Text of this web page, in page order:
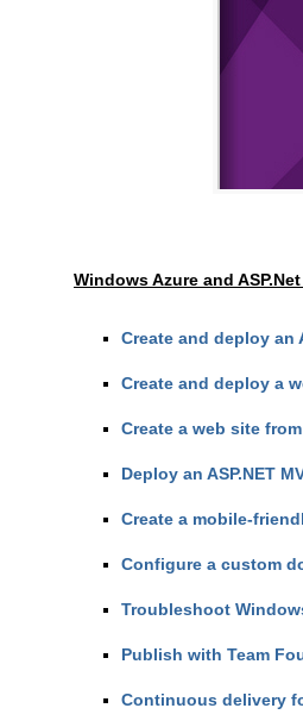
Windows Azure and
Create and deploy an
Create and deploy a
Create a web site
Deploy an ASP.NET
Create a mobile-
Configure a custom
Troubleshoot
Publish with Team
Continuous delivery